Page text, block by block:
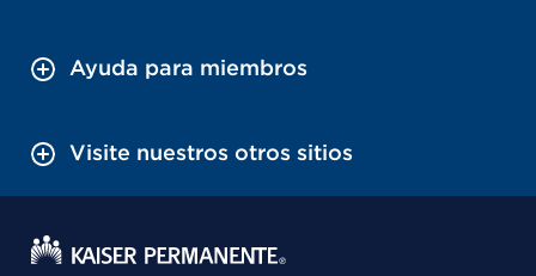
Ayuda para miembros
Visite nuestros otros sitios